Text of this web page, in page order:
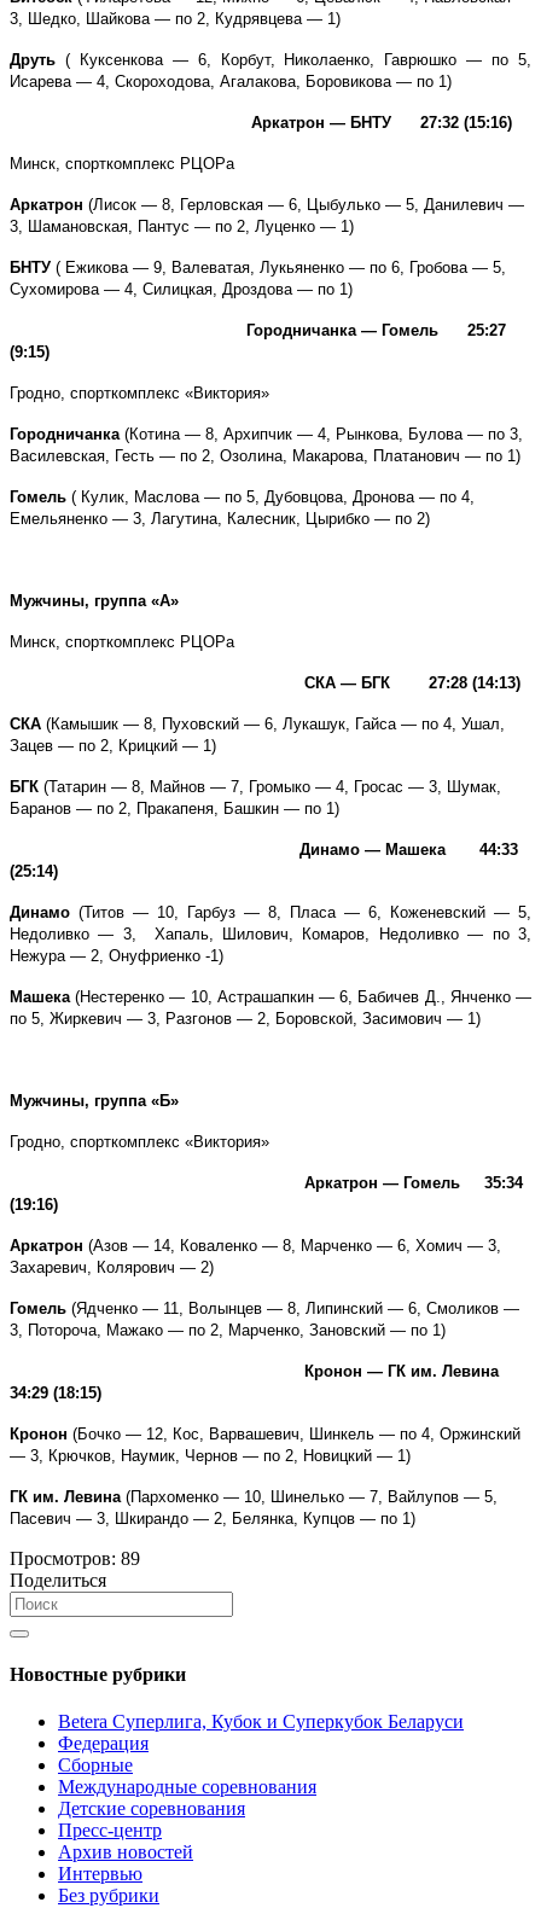
3, Шедко, Шайкова — по 2, Кудрявцева — 1)
Друть ( Куксенкова — 6, Корбут, Николаенко, Гаврюшко — по 5,
Исарева — 4, Скороходова, Агалакова, Боровикова — по 1)
Аркатрон — БНТУ 27:32 (15:16)
Минск, спорткомплекс РЦОРа
Аркатрон (Лисок — 8, Герловская — 6, Цыбулько — 5, Данилевич —
3, Шамановская, Пантус — по 2, Луценко — 1)
БНТУ ( Ежикова — 9, Валеватая, Лукьяненко — по 6, Гробова — 5,
Сухомирова — 4, Силицкая, Дроздова — по 1)
Городничанка — Гомель 25:27
(9:15)
Гродно, спорткомплекс «Виктория»
Городничанка (Котина — 8, Архипчик — 4
Рынкова, Булова — по 3,
Василевская, Гесть — по 2, Озолина, Макарова, Платанович — по 1)
Гомель ( Кулик, Маслова — по 5, Дубовцова, Дронова — по 4,
Емельяненко — 3, Лагутина, Калесник, Цырибко — по 2)
Мужчины, группа «А»
Минск, спорткомплекс РЦОРа
СКА — БГК 27:28 (14:13)
СКА (Камышик — 8, Пуховский — 6, Лукашук, Гайса — по 4, Ушал,
Зацев — по 2, Крицкий — 1)
БГК (Татарин — 8, Майнов — 7, Громыко — 4, Гросас — 3, Шумак,
Баранов — по 2, Пракапеня, Башкин — по 1)
Динамо — Машека 44:33
(25:14)
Динамо (Титов — 10, Гарбуз — 8, Пласа — 6, Коженевский — 5,
Недоливко — 3, Хапаль, Шилович, Комаров, Недоливко — по 3,
Нежура — 2, Онуфриенко -1)
Машека (Нестеренко — 10, Астрашапкин — 6, Бабичев Д., Янченко —
по 5, Жиркевич — 3, Разгонов — 2, Боровской, Засимович — 1)
Мужчины, группа «Б»
Гродно, спорткомплекс «Виктория»
Аркатрон — Гомель 35:34
(19:16)
Аркатрон (Азов — 14, Коваленко — 8, Марченко — 6, Хомич — 3,
Захаревич, Колярович — 2)
Гомель (Ядченко — 11, Волынцев — 8, Липинский — 6, Смоликов —
3, Потороча, Мажако — по 2, Марченко, Зановский — по 1)
Кронон — ГК им. Левина
34:29 (18:15)
Кронон (Бочко — 12, Кос, Варвашевич, Шинкель — по 4, Оржинский
— 3, Крючков, Наумик, Чернов — по 2, Новицкий — 1)
ГК им. Левина (Пархоменко — 10, Шинелько — 7, Вайлупов — 5,
Пасевич — 3, Шкирандо — 2, Белянка, Купцов — по 1)
Просмотров: 89
Поделиться
Новостные рубрики
Betera Суперлига, Кубок и Суперкубок Беларуси
Федерация
Сборные
Международные соревнования
Детские соревнования
Пресс-центр
Архив новостей
Интервью
Без рубрики